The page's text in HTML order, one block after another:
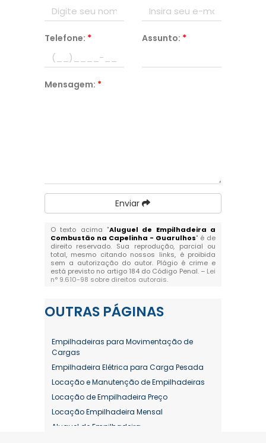
Telefone: * Assunto: *
Mensagem: *
Enviar
O texto acima "Aluguel de Empilhadeira a
Combustão na Capelinha - Guarulhos" é de
direito reservado. Sua reprodução, parcial ou
total, mesmo citando nossos links, é proibida
sem a autorização do autor. Plágio é crime e
está previsto no artigo 184 do Código Penal. – Lei
n° 9.610-98 sobre direitos autorais.
OUTRAS PÁGINAS
Empilhadeiras para Movimentação de
Cargas
Empilhadeira Elétrica para Carga Pesada
Locação e Manutenção de Empilhadeiras
Locação de Empilhadeira Preço
Locação Empilhadeira Mensal
Aluguel de Empilhadeira